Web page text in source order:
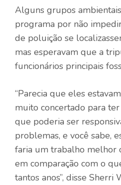
Alguns grupos
programa por não
de poluição se
mas esperavam que a
funcionários principais
“Parecia que eles
muito concertado para
que poderia ser
problemas, e você sabe,
faria um trabalho melhor
em comparação com o
tantos anos”, disse